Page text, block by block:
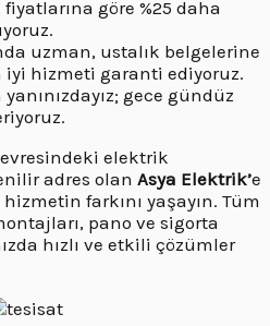
fiyatlarına göre %25 daha
uzman, ustalık belgelerine
hizmeti garanti ediyoruz.
yanınızdayız; gece gündüz
elektrik
adres olan Asya Elektrik’e
farkını yaşayın. Tüm
pano ve sigorta
hızlı ve etkili çözümler